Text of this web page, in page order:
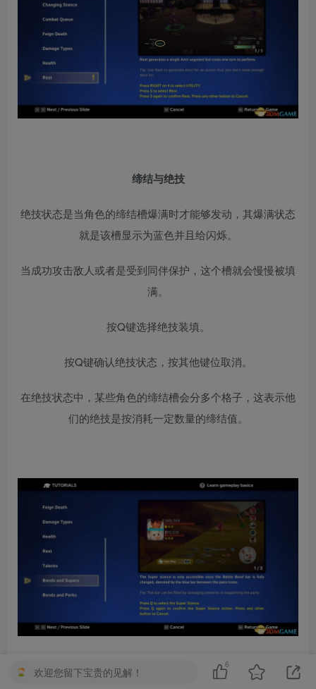
缔结与绝技
绝技状态是当角色的缔结槽爆满时才能够发动，其爆满状态
就是该槽显示为蓝色并且给闪烁。
当成功攻击敌人或者是受到同伴保护，这个槽就会慢慢被填
满。
按Q键选择绝技装填。
按Q键确认绝技状态，按其他键位取消。
在绝技状态中，某些角色的缔结槽会分多个格子，这表示他
们的绝技是按消耗一定数量的缔结值。
欢迎您留下宝贵的见解！
6